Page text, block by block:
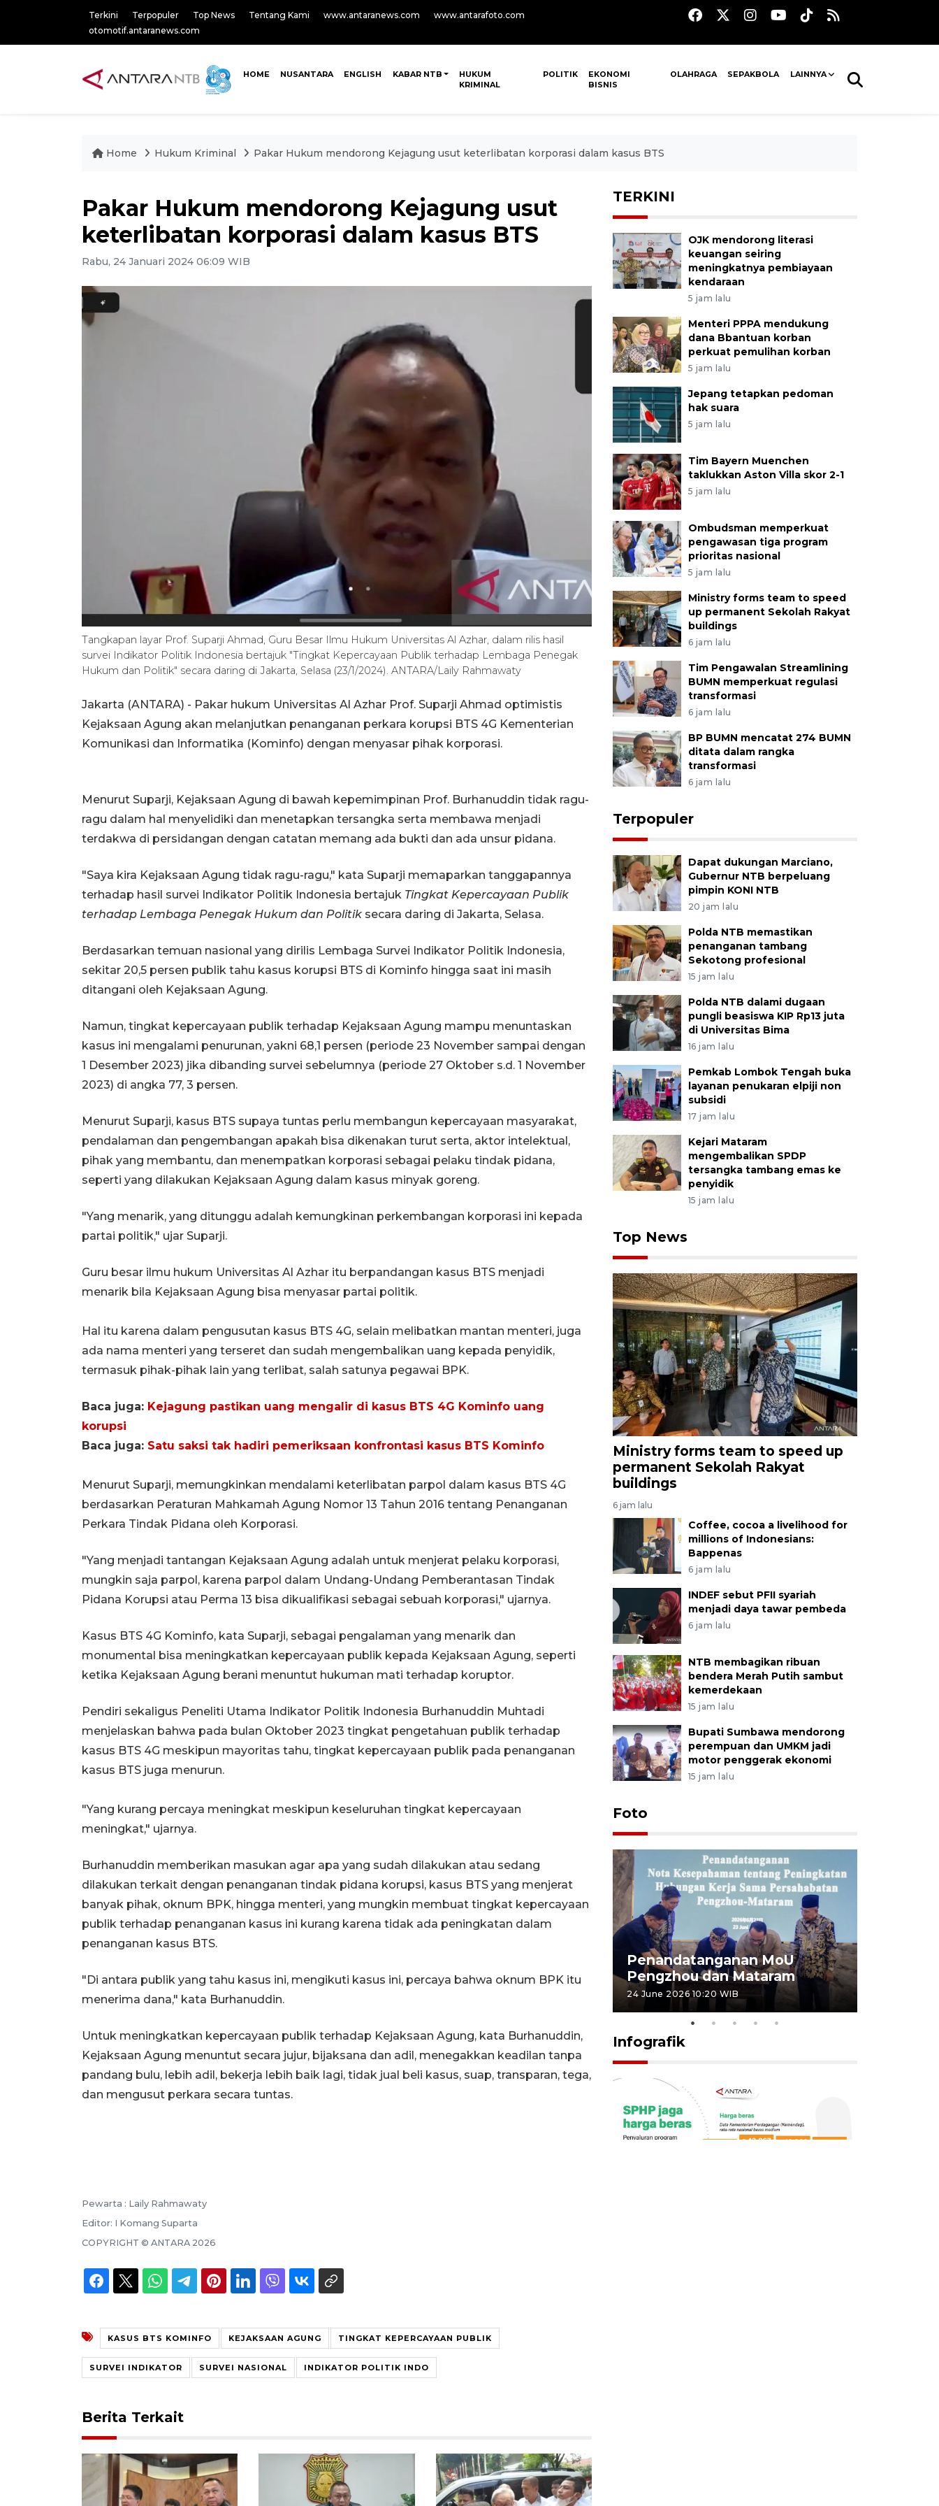
Terkini Terpopuler Top News Tentang Kami www.antaranews.com
www.antarafoto.com
otomotif.antaranews.com
HOME NUSANTARA ENGLISH KABAR NTB
HUKUM
KRIMINAL
POLITIK
EKONOMI
BISNIS
OLAHRAGA SEPAKBOLA LAINNYA
Home Hukum Kriminal Pakar Hukum mendorong Kejagung usut keterlibatan korporasi dalam kasus BTS
Pakar Hukum mendorong Kejagung usut
keterlibatan korporasi dalam kasus BTS
Rabu, 24 Januari 2024 06:09 WIB
Tangkapan layar Prof. Suparji Ahmad, Guru Besar Ilmu Hukum Universitas Al Azhar, dalam rilis hasil
survei Indikator Politik Indonesia bertajuk "Tingkat Kepercayaan Publik terhadap Lembaga Penegak
Hukum dan Politik" secara daring di Jakarta, Selasa (23/1/2024). ANTARA/Laily Rahmawaty
Jakarta (ANTARA) - Pakar hukum Universitas Al Azhar Prof. Suparji Ahmad optimistis
Kejaksaan Agung akan melanjutkan penanganan perkara korupsi BTS 4G Kementerian
Komunikasi dan Informatika (Kominfo) dengan menyasar pihak korporasi.
Menurut Suparji, Kejaksaan Agung di bawah kepemimpinan Prof. Burhanuddin tidak ragu-
ragu dalam hal menyelidiki dan menetapkan tersangka serta membawa menjadi
terdakwa di persidangan dengan catatan memang ada bukti dan ada unsur pidana.
"Saya kira Kejaksaan Agung tidak ragu-ragu," kata Suparji memaparkan tanggapannya
terhadap hasil survei Indikator Politik Indonesia bertajuk Tingkat Kepercayaan Publik
terhadap Lembaga Penegak Hukum dan Politik secara daring di Jakarta, Selasa.
Berdasarkan temuan nasional yang dirilis Lembaga Survei Indikator Politik Indonesia,
sekitar 20,5 persen publik tahu kasus korupsi BTS di Kominfo hingga saat ini masih
ditangani oleh Kejaksaan Agung.
Namun, tingkat kepercayaan publik terhadap Kejaksaan Agung mampu menuntaskan
kasus ini mengalami penurunan, yakni 68,1 persen (periode 23 November sampai dengan
1 Desember 2023) jika dibanding survei sebelumnya (periode 27 Oktober s.d. 1 November
2023) di angka 77, 3 persen.
Menurut Suparji, kasus BTS supaya tuntas perlu membangun kepercayaan masyarakat,
pendalaman dan pengembangan apakah bisa dikenakan turut serta, aktor intelektual,
pihak yang membantu, dan menempatkan korporasi sebagai pelaku tindak pidana,
seperti yang dilakukan Kejaksaan Agung dalam kasus minyak goreng.
"Yang menarik, yang ditunggu adalah kemungkinan perkembangan korporasi ini kepada
partai politik," ujar Suparji.
Guru besar ilmu hukum Universitas Al Azhar itu berpandangan kasus BTS menjadi
menarik bila Kejaksaan Agung bisa menyasar partai politik.
Hal itu karena dalam pengusutan kasus BTS 4G, selain melibatkan mantan menteri, juga
ada nama menteri yang terseret dan sudah mengembalikan uang kepada penyidik,
termasuk pihak-pihak lain yang terlibat, salah satunya pegawai BPK.
Baca juga: Kejagung pastikan uang mengalir di kasus BTS 4G Kominfo uang
korupsi
Baca juga: Satu saksi tak hadiri pemeriksaan konfrontasi kasus BTS Kominfo
Menurut Suparji, memungkinkan mendalami keterlibatan parpol dalam kasus BTS 4G
berdasarkan Peraturan Mahkamah Agung Nomor 13 Tahun 2016 tentang Penanganan
Perkara Tindak Pidana oleh Korporasi.
"Yang menjadi tantangan Kejaksaan Agung adalah untuk menjerat pelaku korporasi,
mungkin saja parpol, karena parpol dalam Undang-Undang Pemberantasan Tindak
Pidana Korupsi atau Perma 13 bisa dikualifikasi sebagai sebuah korporasi," ujarnya.
Kasus BTS 4G Kominfo, kata Suparji, sebagai pengalaman yang menarik dan
monumental bisa meningkatkan kepercayaan publik kepada Kejaksaan Agung, seperti
ketika Kejaksaan Agung berani menuntut hukuman mati terhadap koruptor.
Pendiri sekaligus Peneliti Utama Indikator Politik Indonesia Burhanuddin Muhtadi
menjelaskan bahwa pada bulan Oktober 2023 tingkat pengetahuan publik terhadap
kasus BTS 4G meskipun mayoritas tahu, tingkat kepercayaan publik pada penanganan
kasus BTS juga menurun.
"Yang kurang percaya meningkat meskipun keseluruhan tingkat kepercayaan
meningkat," ujarnya.
Burhanuddin memberikan masukan agar apa yang sudah dilakukan atau sedang
dilakukan terkait dengan penanganan tindak pidana korupsi, kasus BTS yang menjerat
banyak pihak, oknum BPK, hingga menteri, yang mungkin membuat tingkat kepercayaan
publik terhadap penanganan kasus ini kurang karena tidak ada peningkatan dalam
penanganan kasus BTS.
"Di antara publik yang tahu kasus ini, mengikuti kasus ini, percaya bahwa oknum BPK itu
menerima dana," kata Burhanuddin.
Untuk meningkatkan kepercayaan publik terhadap Kejaksaan Agung, kata Burhanuddin,
Kejaksaan Agung menuntut secara jujur, bijaksana dan adil, menegakkan keadilan tanpa
pandang bulu, lebih adil, bekerja lebih baik lagi, tidak jual beli kasus, suap, transparan, tega,
dan mengusut perkara secara tuntas.
Pewarta : Laily Rahmawaty
Editor: I Komang Suparta
COPYRIGHT © ANTARA 2026
KASUS BTS KOMINFO KEJAKSAAN AGUNG TINGKAT KEPERCAYAAN PUBLIK
SURVEI INDIKATOR SURVEI NASIONAL INDIKATOR POLITIK INDO
Berita Terkait
TERKINI
OJK mendorong literasi
keuangan seiring
meningkatnya pembiayaan
kendaraan
5 jam lalu
Menteri PPPA mendukung
dana Bbantuan korban
perkuat pemulihan korban
5 jam lalu
Jepang tetapkan pedoman
hak suara
5 jam lalu
Tim Bayern Muenchen
taklukkan Aston Villa skor 2-1
5 jam lalu
Ombudsman memperkuat
pengawasan tiga program
prioritas nasional
5 jam lalu
Ministry forms team to speed
up permanent Sekolah Rakyat
buildings
6 jam lalu
Tim Pengawalan Streamlining
BUMN memperkuat regulasi
transformasi
6 jam lalu
BP BUMN mencatat 274 BUMN
ditata dalam rangka
transformasi
6 jam lalu
Terpopuler
Dapat dukungan Marciano,
Gubernur NTB berpeluang
pimpin KONI NTB
20 jam lalu
Polda NTB memastikan
penanganan tambang
Sekotong profesional
15 jam lalu
Polda NTB dalami dugaan
pungli beasiswa KIP Rp13 juta
di Universitas Bima
16 jam lalu
Pemkab Lombok Tengah buka
layanan penukaran elpiji non
subsidi
17 jam lalu
Kejari Mataram
mengembalikan SPDP
tersangka tambang emas ke
penyidik
15 jam lalu
Top News
Ministry forms team to speed up
permanent Sekolah Rakyat
buildings
6 jam lalu
Coffee, cocoa a livelihood for
millions of Indonesians:
Bappenas
6 jam lalu
INDEF sebut PFII syariah
menjadi daya tawar pembeda
6 jam lalu
NTB membagikan ribuan
bendera Merah Putih sambut
kemerdekaan
15 jam lalu
Bupati Sumbawa mendorong
perempuan dan UMKM jadi
motor penggerak ekonomi
15 jam lalu
Foto
pembunuhan Brigadir Nurhadi
Penandatanganan MoU
Pengzhou dan Mataram
24 June 2026 10:20 WIB
Infografik
Awas penipuan berbasis AI